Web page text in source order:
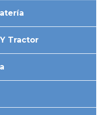
Tractor